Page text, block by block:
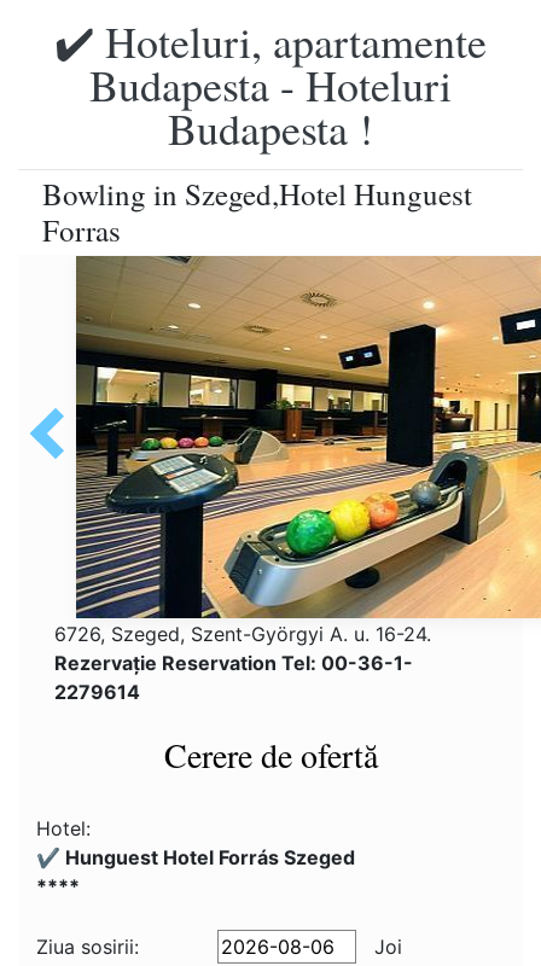
✔️ Hoteluri, apartamente
Budapesta - Hoteluri
Budapesta !
Bowling in Szeged,Hotel Hunguest
Forras
6726, Szeged, Szent-Györgyi A. u. 16-24.
Rezervaţie Reservation Tel: 00-36-1-
2279614
Cerere de ofertă
Hotel:
✔️ Hunguest Hotel Forrás Szeged
****
Ziua sosirii: Joi